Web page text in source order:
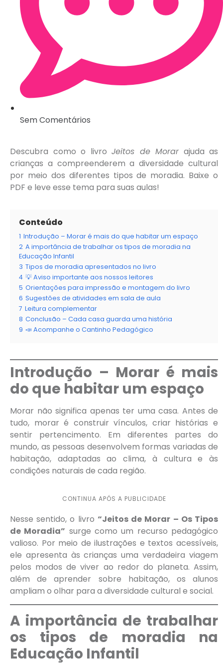
Sem Comentários
Descubra como o livro Jeitos de Morar ajuda as
crianças a compreenderem a diversidade cultural
por meio dos diferentes tipos de moradia. Baixe o
PDF e leve esse tema para suas aulas!
Conteúdo
1 Introdução – Morar é mais do que habitar um espaço
2 A importância de trabalhar os tipos de moradia na
Educação Infantil
3 Tipos de moradia apresentados no livro
4 💡 Aviso importante aos nossos leitores
5 Orientações para impressão e montagem do livro
6 Sugestões de atividades em sala de aula
7 Leitura complementar
8 Conclusão – Cada casa guarda uma história
9 📣 Acompanhe o Cantinho Pedagógico
Introdução – Morar é mais
do que habitar um espaço
Morar não significa apenas ter uma casa. Antes de
tudo, morar é construir vínculos, criar histórias e
sentir pertencimento. Em diferentes partes do
mundo, as pessoas desenvolvem formas variadas de
habitação, adaptadas ao clima, à cultura e às
condições naturais de cada região.
CONTINUA APÓS A PUBLICIDADE
Nesse sentido, o livro “Jeitos de Morar – Os Tipos
de Moradia” surge como um recurso pedagógico
valioso. Por meio de ilustrações e textos acessíveis,
ele apresenta às crianças uma verdadeira viagem
pelos modos de viver ao redor do planeta. Assim,
além de aprender sobre habitação, os alunos
ampliam o olhar para a diversidade cultural e social.
A importância de trabalhar
os tipos de moradia na
Educação Infantil